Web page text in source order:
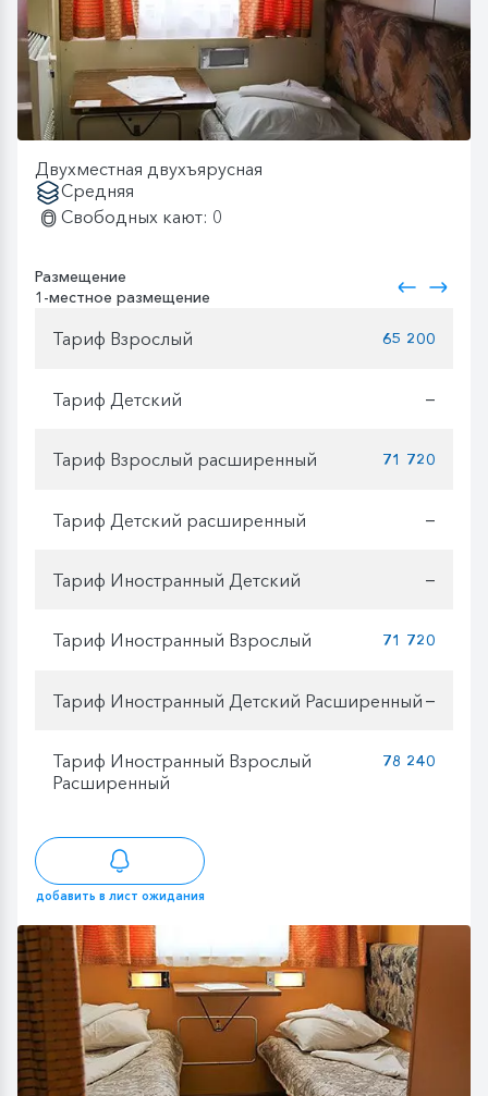
Двухместная двухъярусная
Средняя
Свободных кают: 0
Размещение
1-местное размещение
Тариф Взрослый 65 200
Тариф Детский —
Тариф Взрослый расширенный 71 720
Тариф Детский расширенный —
Тариф Иностранный Детский —
Тариф Иностранный Взрослый 71 720
Тариф Иностранный Детский Расширенный —
Тариф Иностранный Взрослый
Расширенный
78 240
добавить в лист ожидания